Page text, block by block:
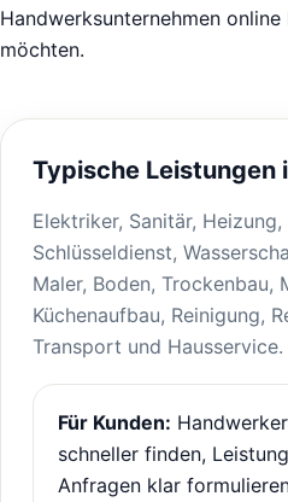
Handwerksunternehmen
möchten.
Typische Leistungen
Elektriker, Sanitär, Heizung,
Schlüsseldienst,
Maler, Boden, Trockenbau,
Küchenaufbau, Reinigung,
Transport und Hausservice.
Für Kunden:
schneller finden,
Anfragen klar